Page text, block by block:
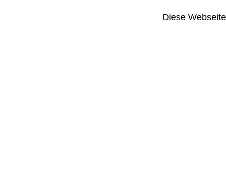
Diese